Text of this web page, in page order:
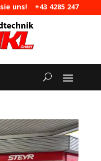
uns! +43 4285 247
zankl.at